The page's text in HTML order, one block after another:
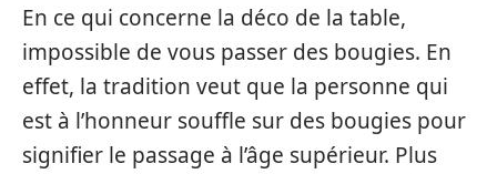
En ce qui concerne la déco de la table,
impossible de vous passer des bougies. En
effet, la tradition veut que la personne qui
est à l’honneur souffle sur des bougies pour
signifier le passage à l’âge supérieur. Plus